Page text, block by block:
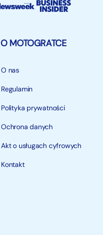
O MOTOGRATCE
O nas
Regulamin
Polityka prywatności
Ochrona danych
Akt o usługach cyfrowych
Kontakt